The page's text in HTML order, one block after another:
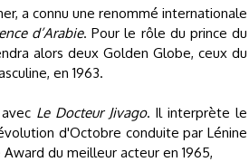
a connu une renommé internationale
d’Arabie. Pour le rôle du prince du
alors deux Golden Globe, ceux du
en 1963.
Le Docteur Jivago. Il interprète le
d'Octobre conduite par Lénine
du meilleur acteur en 1965,